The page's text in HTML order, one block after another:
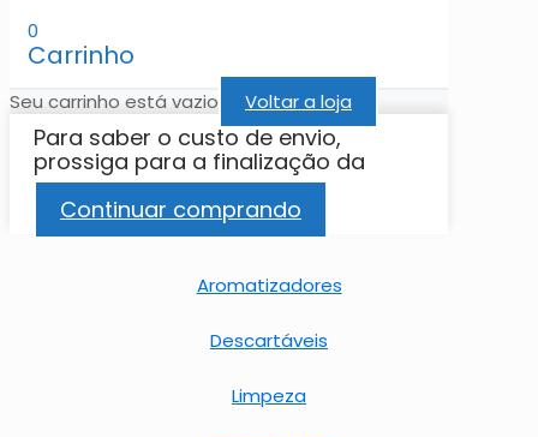
0
Carrinho
Seu carrinho está vazio Voltar a loja
Para saber o custo de envio,
prossiga para a finalização da
compra.
Continuar comprando
Aromatizadores
Descartáveis
Limpeza